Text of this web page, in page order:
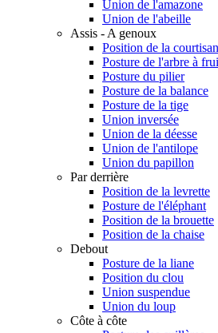
Union de l'amazone
Union de l'abeille
Assis - A genoux
Position de la
Posture de l'arbre à
Posture du pilier
Posture de la balance
Posture de la tige
Union inversée
Union de la déesse
Union de l'antilope
Union du papillon
Par derrière
Position de la levrette
Posture de l'éléphant
Position de la brouette
Position de la chaise
Debout
Posture de la liane
Position du clou
Union suspendue
Union du loup
Côte à côte